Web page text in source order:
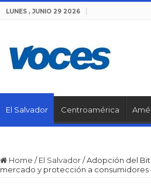
LUNES , JUNIO 29 2026
El Salvador Centroamérica
Home / El Salvador/Adopción del
mercado y protección a consumidores